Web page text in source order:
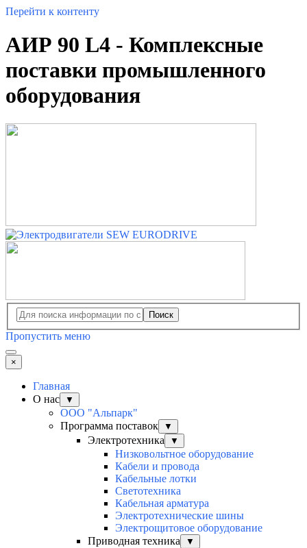
Перейти к контенту
АИР 90 L4 - Комплексные
поставки промышленного
оборудования
Поиск
Пропустить меню
×
Главная
О нас
▼
ООО "Альпарк"
Программа поставок
▼
Электротехника ▼
Низковольтное оборудование
Кабели и провода
Кабельные лотки
Светотехника
Кабельная арматура
Электротехнические шины
Электрощитовое оборудование
Приводная техника
▼